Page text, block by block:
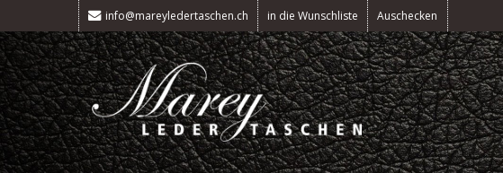
info@mareyledertaschen.ch in die Wunschliste Auschecken